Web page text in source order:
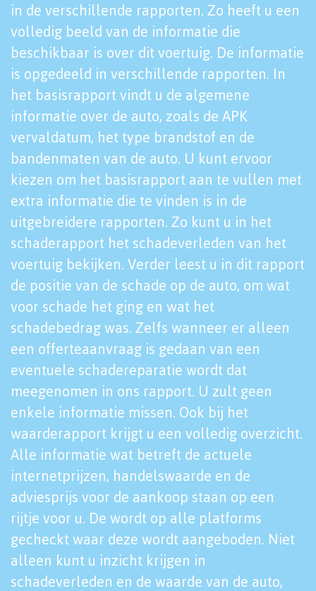
in de verschillende rapporten. Zo heeft u een
volledig beeld van de informatie die
beschikbaar is over dit voertuig. De informatie
is opgedeeld in verschillende rapporten. In
het basisrapport vindt u de algemene
informatie over de auto, zoals de APK
vervaldatum, het type brandstof en de
bandenmaten van de auto. U kunt ervoor
kiezen om het basisrapport aan te vullen met
extra informatie die te vinden is in de
uitgebreidere rapporten. Zo kunt u in het
schaderapport het schadeverleden van het
voertuig bekijken. Verder leest u in dit rapport
de positie van de schade op de auto, om wat
voor schade het ging en wat het
schadebedrag was. Zelfs wanneer er alleen
een offerteaanvraag is gedaan van een
eventuele schadereparatie wordt dat
meegenomen in ons rapport. U zult geen
enkele informatie missen. Ook bij het
waarderapport krijgt u een volledig overzicht.
Alle informatie wat betreft de actuele
internetprijzen, handelswaarde en de
adviesprijs voor de aankoop staan op een
rijtje voor u. De wordt op alle platforms
gecheckt waar deze wordt aangeboden. Niet
alleen kunt u inzicht krijgen in
schadeverleden en de waarde van de auto,